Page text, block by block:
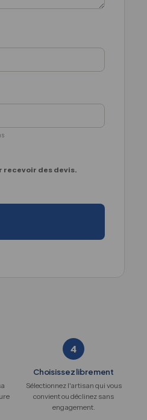
recevoir des devis.
4
Choisissez librement
Sélectionnez l'artisan qui vous
convient ou déclinez sans
engagement.